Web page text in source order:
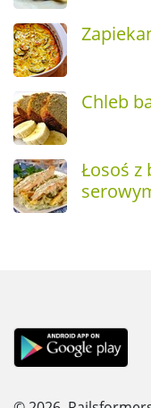
Chleb
Łosoś z